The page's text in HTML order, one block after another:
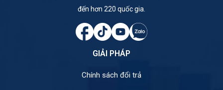
đến hơn 220 quốc gia.
GIẢI PHÁP
Chính sách đổi trả